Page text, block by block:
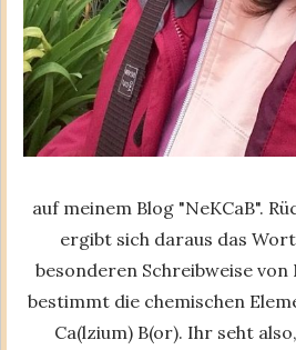
auf meinem Blog "NeKCaB".
ergibt sich daraus das
besonderen Schreibweise
bestimmt die chemischen
Ca(lzium) B(or). Ihr seht